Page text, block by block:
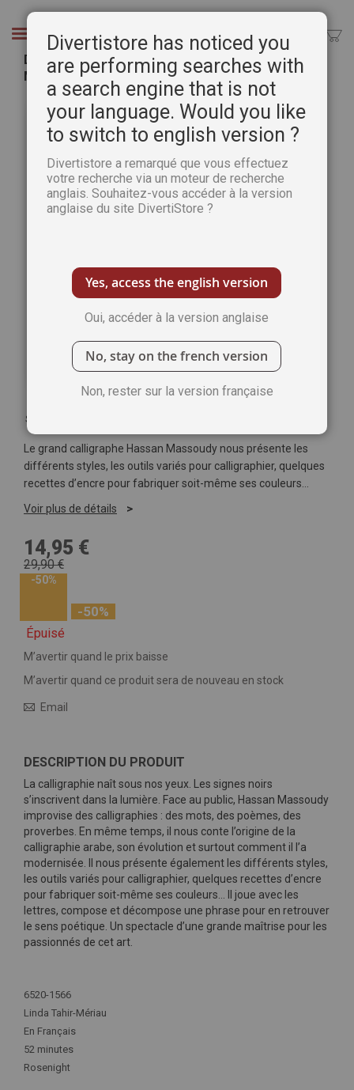
Chercher
Démonstration de calligraphie par Hassan
Massoudy - DVD
galerie
d’images
Soyez le premier à commenter ce produit
Le grand calligraphe Hassan Massoudy nous présente les
différents styles, les outils variés pour calligraphier, quelques
recettes d’encre pour fabriquer soit-même ses couleurs…
Voir plus de détails
14,95 €
29,90 €
-50%
-50%
Épuisé
M’avertir quand le prix baisse
M’avertir quand ce produit sera de nouveau en stock
Email
DESCRIPTION DU PRODUIT
La calligraphie naît sous nos yeux. Les signes noirs
s’inscrivent dans la lumière. Face au public, Hassan Massoudy
improvise des calligraphies : des mots, des poèmes, des
proverbes. En même temps, il nous conte l’origine de la
calligraphie arabe, son évolution et surtout comment il l’a
modernisée. Il nous présente également les différents styles,
les outils variés pour calligraphier, quelques recettes d’encre
pour fabriquer soit-même ses couleurs… Il joue avec les
lettres, compose et décompose une phrase pour en retrouver
le sens poétique. Un spectacle d’une grande maîtrise pour les
passionnés de cet art.
d'infos
6520-1566
Linda Tahir-Mériau
En Français
52 minutes
Rosenight
Divertistore has noticed you
are performing searches with
a search engine that is not
your language. Would you like
to switch to english version ?
Divertistore a remarqué que vous effectuez
votre recherche via un moteur de recherche
anglais. Souhaitez-vous accéder à la version
anglaise du site DivertiStore ?
Yes, access the english version
Oui, accéder à la version anglaise
No, stay on the french version
Non, rester sur la version française